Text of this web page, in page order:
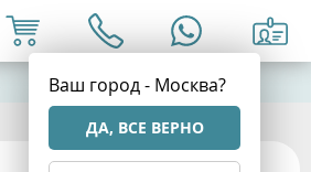
Ваш город - Москва?
ДА, ВСЕ ВЕРНО